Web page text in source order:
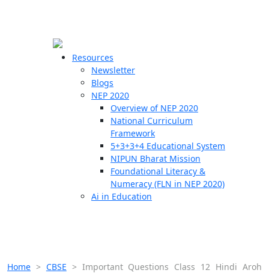
Resources
Newsletter
Blogs
NEP 2020
Overview of NEP 2020
National Curriculum
Framework
5+3+3+4 Educational System
NIPUN Bharat Mission
Foundational Literacy &
Numeracy (FLN in NEP 2020)
Ai in Education
Home > CBSE > Important Questions Class 12 Hindi Aroh